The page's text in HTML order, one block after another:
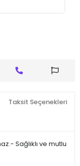
Taksit Seçenekleri
Sağlıklı ve mutlu